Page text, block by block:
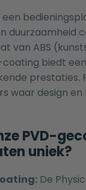
duurzaamheid
van ABS
biedt
prestaties.
waar design en
PVD-
uniek?
De